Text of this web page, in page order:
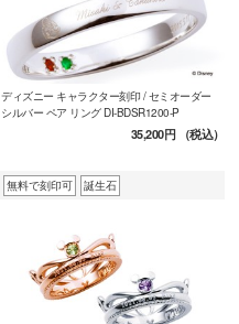
ディズニー キャラクター刻印 / セミオーダー
シルバー ペア リング DI-BDSR1200-P
35,200円（税込）
無料で刻印可 誕生石